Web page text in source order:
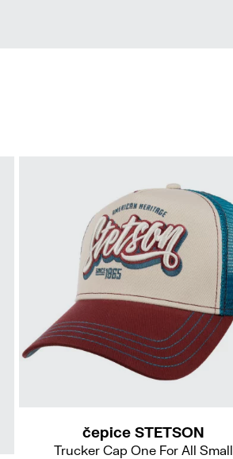
čepice STETSON
Trucker Cap One For All Small